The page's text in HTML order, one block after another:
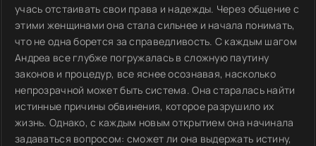
учась отстаивать свои права и надежды. Через общение с
этими женщинами она стала сильнее и начала понимать,
что не одна борется за справедливость. С каждым шагом
Андреа все глубже погружалась в сложную паутину
законов и процедур, все яснее осознавая, насколько
непрозрачной может быть система. Она старалась найти
истинные причины обвинения, которое разрушило их
жизнь. Однако, с каждым новым открытием она начинала
задаваться вопросом: сможет ли она выдержать истину,